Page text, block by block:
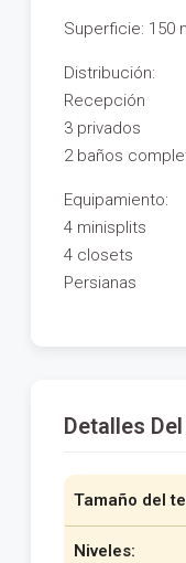
Superficie: 150
Distribución:
Recepción
3 privados
2 baños
Equipamiento:
4 minisplits
4 closets
Persianas
Detalles
Tamaño del
Niveles: